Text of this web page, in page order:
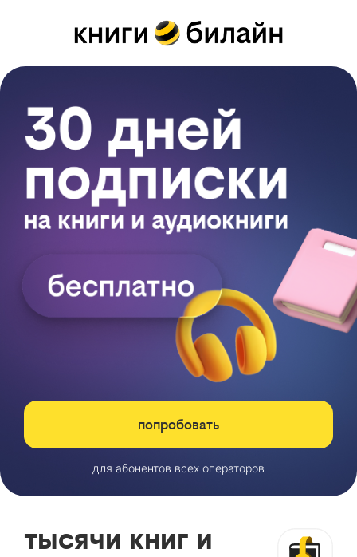
попробовать
для абонентов всех операторов
тысячи книг и